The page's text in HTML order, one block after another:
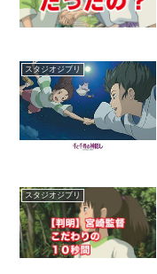
スタジオジブリ
スタジオジブリ